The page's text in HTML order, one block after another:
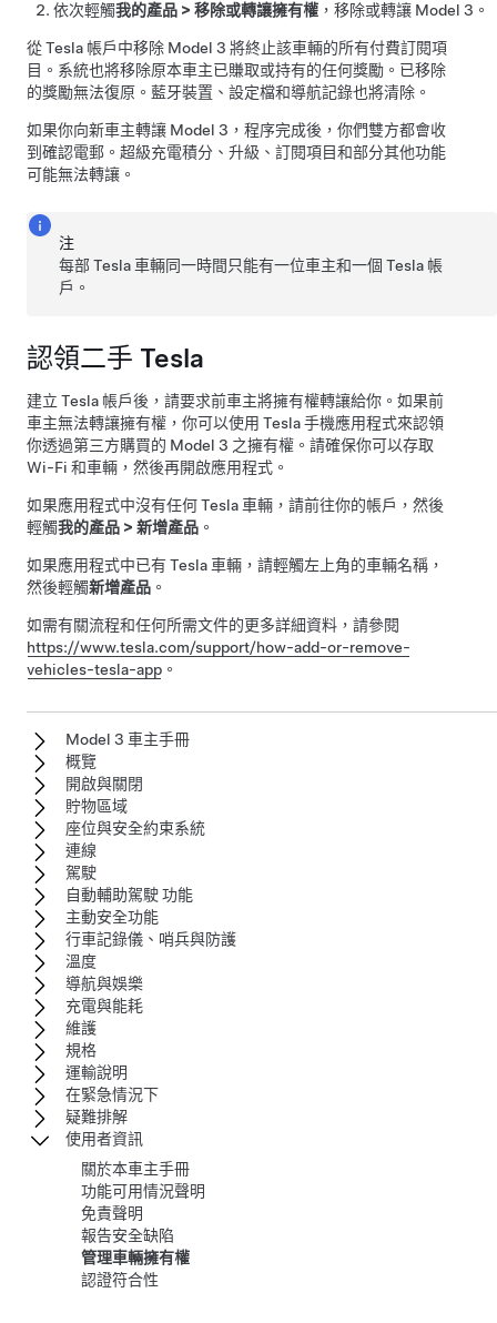
依次輕觸我的產品 > 移除或轉讓擁有權 ，移除或轉讓 Model 3 。
從 Tesla 帳戶中移除 Model 3 將終止該車輛的所有付費訂閱項
目。系統也將移除原本車主已賺取或持有的任何獎勵。已移除
的獎勵無法復原。藍牙裝置、設定檔和導航記錄也將清除。
如果你向新車主轉讓 Model 3 ，程序完成後，你們雙方都會收
到確認電郵。超級充電積分、升級、訂閱項目和部分其他功能
可能無法轉讓。
注
每部 Tesla 車輛同一時間只能有一位車主和一個 Tesla 帳
戶。
認領二手 Tesla
建立 Tesla 帳戶後，請要求前車主將擁有權轉讓給你。如果前
車主無法轉讓擁有權，你可以使用 Tesla 手機應用程式來認領
你透過第三方購買的 Model 3 之擁有權。請確保你可以存取
Wi-Fi 和車輛，然後再開啟應用程式。
如果應用程式中沒有任何 Tesla 車輛，請前往你的帳戶，然後
輕觸我的產品 > 新增產品 。
如果應用程式中已有 Tesla 車輛，請輕觸左上角的車輛名稱，
然後輕觸新增產品 。
如需有關流程和任何所需文件的更多詳細資料，請參閱
https://www.tesla.com/support/how-add-or-remove-
vehicles-tesla-app 。
Model 3 車主手冊
概覽
開啟與關閉
貯物區域
座位與安全約束系統
連線
駕駛
自動輔助駕駛 功能
主動安全功能
行車記錄儀、哨兵與防護
溫度
導航與娛樂
充電與能耗
維護
規格
運輸說明
在緊急情況下
疑難排解
使用者資訊
關於本車主手冊
功能可用情況聲明
免責聲明
報告安全缺陷
管理車輛擁有權
認證符合性